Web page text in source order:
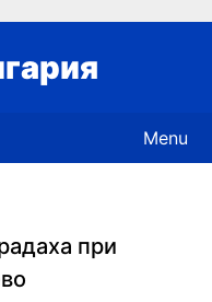
Menu
при